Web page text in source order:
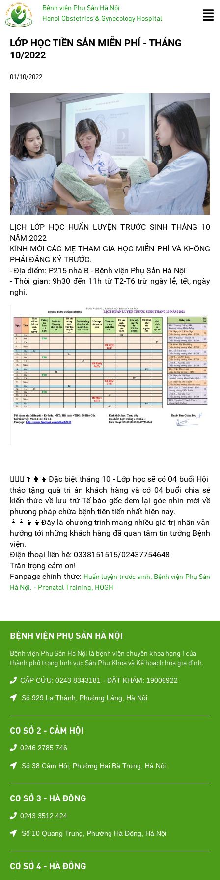
Bệnh viện Phụ Sản Hà Nội
Hanoi Obstetrics & Gynecology Hospital
LỚP HỌC TIỀN SẢN MIỄN PHÍ - THÁNG
10/2022
01/10/2022
LỊCH LỚP HỌC HUẤN LUYỆN TRƯỚC SINH THÁNG 10
NĂM 2022
KÍNH MỜI CÁC MẸ THAM GIA HỌC MIỄN PHÍ VÀ KHÔNG
PHẢI ĐĂNG KÝ TRƯỚC.
- Địa điểm: P215 nhà B - Bệnh viện Phụ Sản Hà Nội
- Thời gian: 9h30 đến 11h từ T2-T6 trừ ngày lễ, tết, ngày
nghỉ.
👩‍❤️‍👨👨‍👩‍👦Đặc biệt tháng 10 - Lớp học sẽ có 04 buổi Hội
thảo tặng quà tri ân khách hàng và có 04 buổi chia sẻ
kiến thức về lưu trữ Tế bào gốc đem lại góc nhìn mới về
phương pháp chữa bệnh tiên tiến nhất hiện nay.
👩‍👩‍👧‍👧Đây là chương trình mang nhiều giá trị nhân văn
hướng tới những khách hàng đã quan tâm tin tưởng Bệnh
viện.
Điện thoại liên hệ: 0338151515/02437754648
Trân trọng cảm ơn!
Fanpage chính thức: Huấn luyện trước sinh, Bệnh viện Phụ Sản
Hà Nội. - Prenatal Training, HOGH
BỆNH VIỆN PHỤ SẢN HÀ NỘI
Bệnh viện Phụ Sản Hà Nội là bệnh viện chuyên khoa hạng I của
thành phố trong lĩnh vực Sản Phụ Khoa và Kế hoạch hóa gia đình.
CẤP CỨU: 0243 8343181 - ĐẶT KHÁM: 19006922
Số 929 La Thành, Phường Láng, Hà Nội
CƠ SỞ 2 - CẢM HỘI
0246 2785 746
Số 38 Cảm Hội, Phường Hai Bà Trưng, Hà Nội
CƠ SỞ 3 - HÀ ĐÔNG
0243 3512 424
Số 10 Quang Trung, Phường Hà Đông, Hà Nội
CƠ SỞ 4 - HÀ ĐÔNG